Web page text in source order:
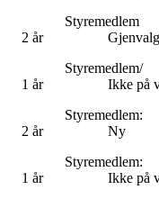
Styremedlem
2 år Gjenvalg
1 år Ikke på
2 år Ny
1 år Ikke på